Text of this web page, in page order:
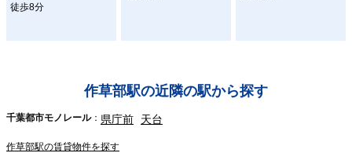
徒歩8分
作草部駅の近隣の駅から探す
千葉都市モノレール 県庁前 天台
作草部駅の賃貸物件を探す